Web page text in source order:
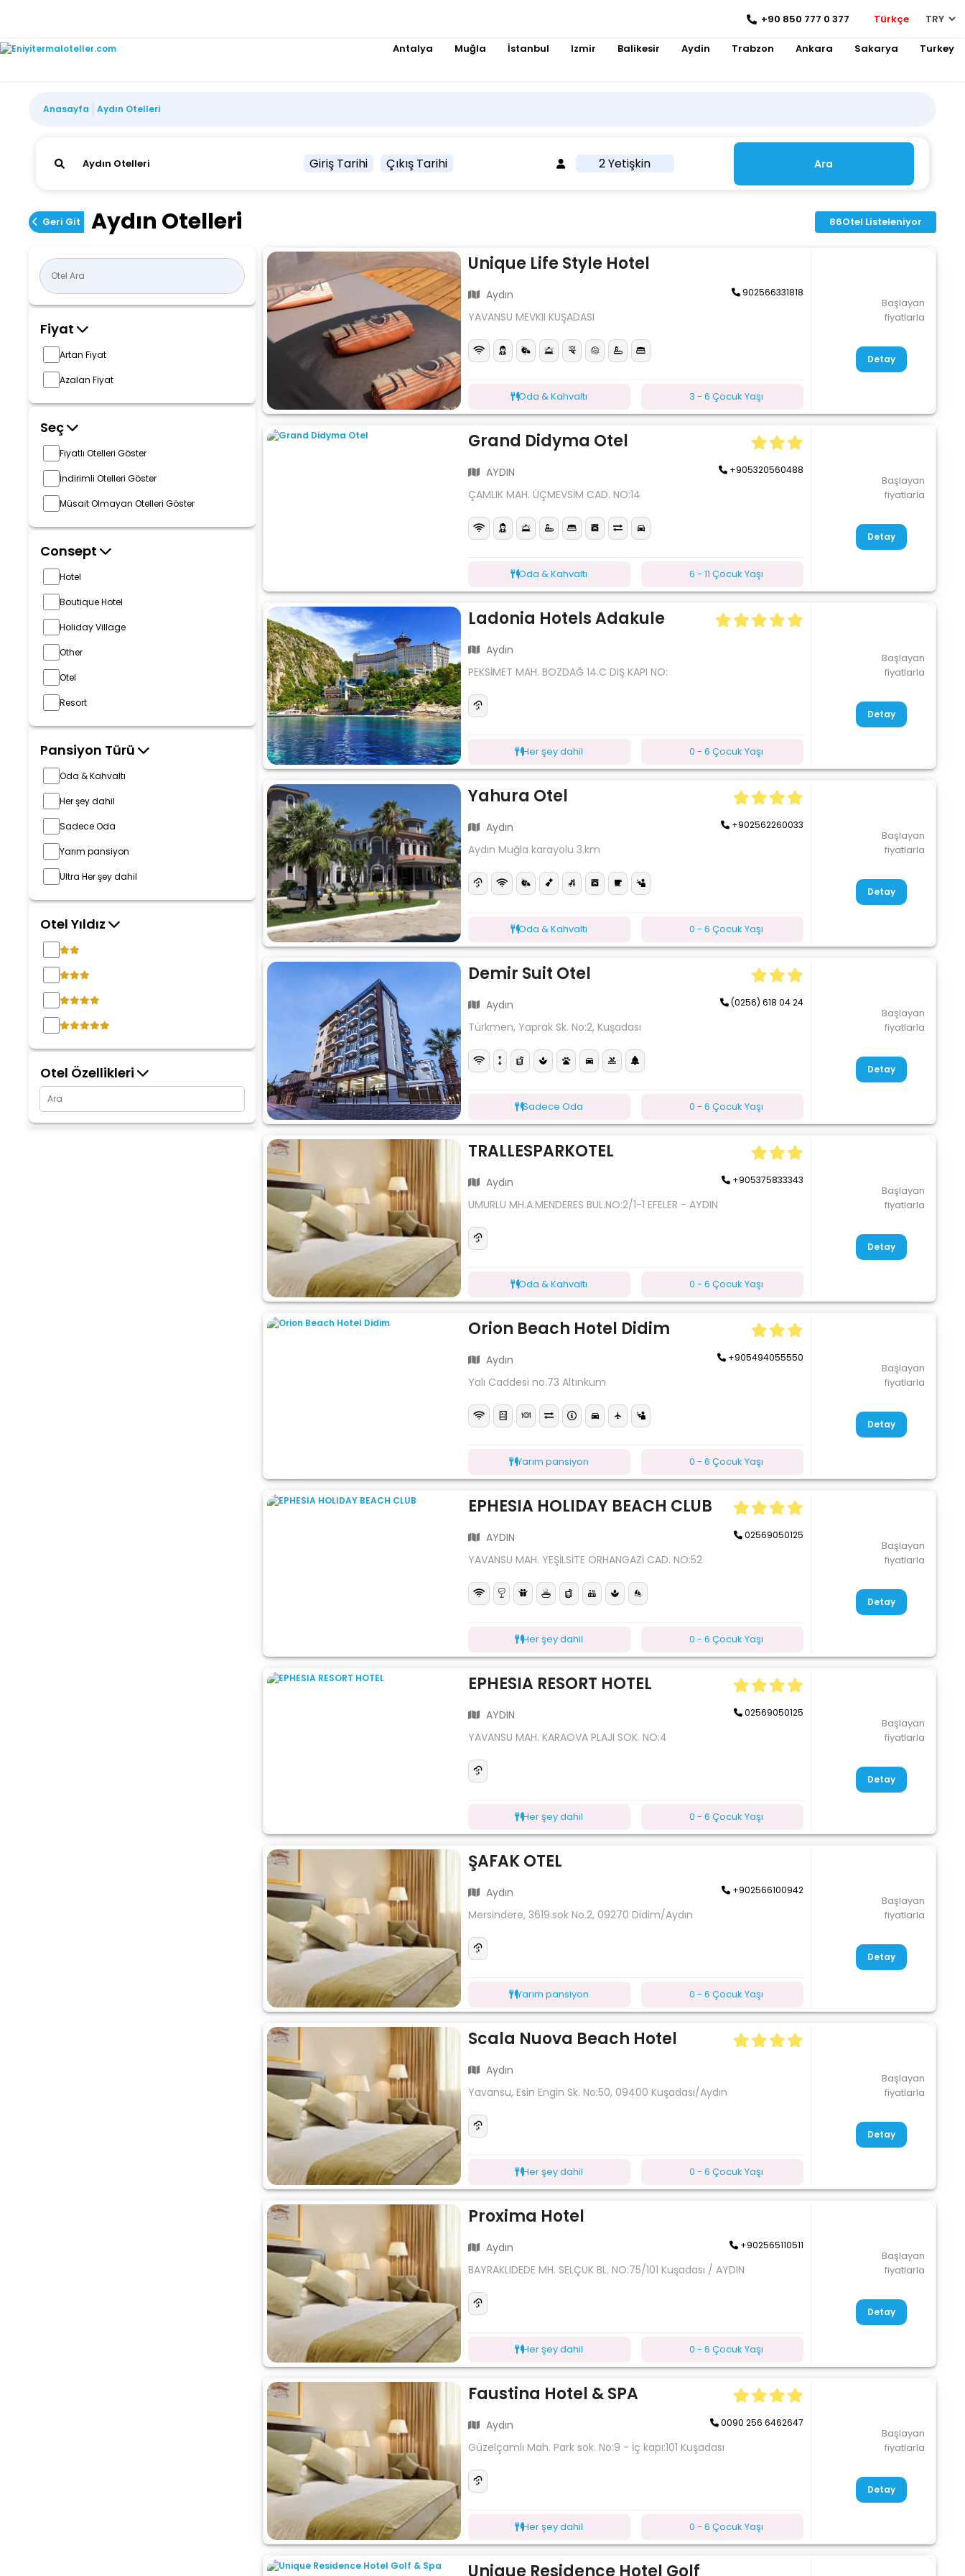
+90 850 777 0 377 Türkçe
Antalya Muğla İstanbul Izmir Balikesir Aydin Trabzon Ankara Sakarya Turkey
Anasayfa Aydın Otelleri
Giriş Tarihi Çıkış Tarihi 2 Yetişkin Ara
Geri Git Aydın Otelleri 86Otel Listeleniyor
Fiyat
Artan Fiyat
Azalan Fiyat
Seç
Fiyatlı Otelleri Göster
İndirimli Otelleri Göster
Müsait Olmayan Otelleri Göster
Consept
Hotel
Boutique Hotel
Holiday Village
Other
Otel
Resort
Pansiyon Türü
Oda & Kahvaltı
Her şey dahil
Sadece Oda
Yarım pansiyon
Ultra Her şey dahil
Otel Yıldız
Otel Özellikleri
Unique Life Style Hotel
Aydın 902566331818
YAVANSU MEVKII KUŞADASI
Oda & Kahvaltı 3 - 6 Çocuk Yaşı
Başlayan
fiyatlarla
Detay
Grand Didyma Otel
AYDIN +905320560488
ÇAMLIK MAH. ÜÇMEVSİM CAD. NO:14
Oda & Kahvaltı 6 - 11 Çocuk Yaşı
Başlayan
fiyatlarla
Detay
Ladonia Hotels Adakule
Aydın
PEKSİMET MAH. BOZDAĞ 14.C DIŞ KAPI NO:
Her şey dahil 0 - 6 Çocuk Yaşı
Başlayan
fiyatlarla
Detay
Yahura Otel
Aydın +902562260033
Aydın Muğla karayolu 3.km
Oda & Kahvaltı 0 - 6 Çocuk Yaşı
Başlayan
fiyatlarla
Detay
Demir Suit Otel
Aydın (0256) 618 04 24
Türkmen, Yaprak Sk. No:2, Kuşadası
Sadece Oda 0 - 6 Çocuk Yaşı
Başlayan
fiyatlarla
Detay
TRALLESPARKOTEL
Aydın +905375833343
UMURLU MH.A.MENDERES BUL.NO:2/1-1 EFELER - AYDIN
Oda & Kahvaltı 0 - 6 Çocuk Yaşı
Başlayan
fiyatlarla
Detay
Orion Beach Hotel Didim
Aydın +905494055550
Yalı Caddesi no.73 Altınkum
Yarım pansiyon 0 - 6 Çocuk Yaşı
Başlayan
fiyatlarla
Detay
EPHESIA HOLIDAY BEACH CLUB
AYDIN 02569050125
YAVANSU MAH. YEŞİLSİTE ORHANGAZİ CAD. NO:52
Her şey dahil 0 - 6 Çocuk Yaşı
Başlayan
fiyatlarla
Detay
EPHESIA RESORT HOTEL
AYDIN 02569050125
YAVANSU MAH. KARAOVA PLAJI SOK. NO:4
Her şey dahil 0 - 6 Çocuk Yaşı
Başlayan
fiyatlarla
Detay
ŞAFAK OTEL
Aydın +902566100942
Mersindere, 3619.sok No.2, 09270 Didim/Aydın
Yarım pansiyon 0 - 6 Çocuk Yaşı
Başlayan
fiyatlarla
Detay
Scala Nuova Beach Hotel
Aydın
Yavansu, Esin Engin Sk. No:50, 09400 Kuşadası/Aydın
Her şey dahil 0 - 6 Çocuk Yaşı
Başlayan
fiyatlarla
Detay
Proxima Hotel
Aydın +902565110511
BAYRAKLIDEDE MH. SELÇUK BL. NO:75/101 Kuşadası / AYDIN
Her şey dahil 0 - 6 Çocuk Yaşı
Başlayan
fiyatlarla
Detay
Faustina Hotel & SPA
Aydın 0090 256 6462647
Güzelçamlı Mah. Park sok. No:9 - İç kapı:101 Kuşadası
Her şey dahil 0 - 6 Çocuk Yaşı
Başlayan
fiyatlarla
Detay
Unique Residence Hotel Golf